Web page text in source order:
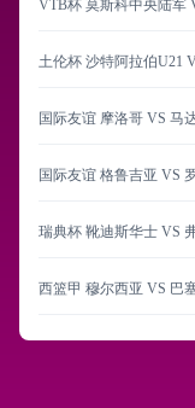
VTB杯 莫斯科中央陆军
土伦杯 沙特阿拉伯U21
国际友谊 摩洛哥 VS 马
国际友谊 格鲁吉亚 VS
瑞典杯 靴迪斯华士 VS
西篮甲 穆尔西亚 VS 巴